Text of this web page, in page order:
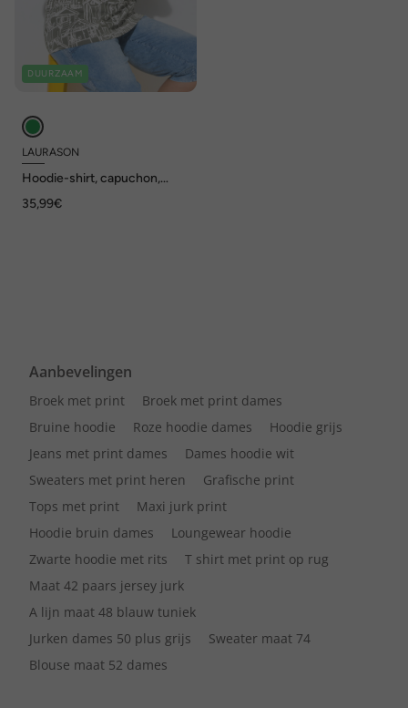
DUURZAAM
LAURASON
Hoodie-shirt, capuchon,
35,99€
Aanbevelingen
Broek met print
Broek met print dames
Bruine hoodie
Roze hoodie dames
Hoodie grijs
Jeans met print dames
Dames hoodie wit
Sweaters met print heren
Grafische print
Tops met print
Maxi jurk print
Hoodie bruin dames
Loungewear hoodie
Zwarte hoodie met rits
T shirt met print op rug
Maat 42 paars jersey jurk
A lijn maat 48 blauw tuniek
Jurken dames 50 plus grijs
Sweater maat 74
Blouse maat 52 dames